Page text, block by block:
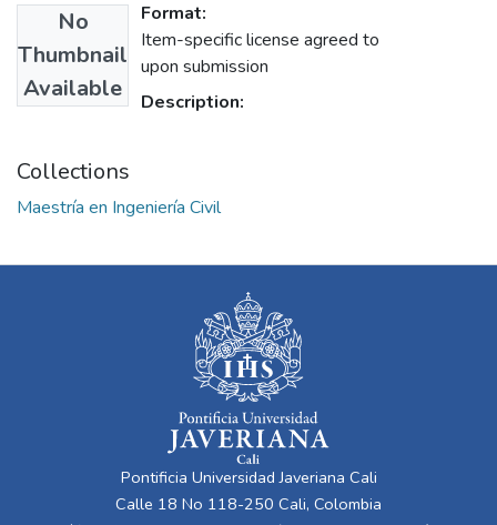
No
Thumbnail
Available
Format:
Item-specific license agreed to
upon submission
Description:
Collections
Maestría en Ingeniería Civil
Pontificia Universidad Javeriana Cali
Calle 18 No 118-250 Cali, Colombia